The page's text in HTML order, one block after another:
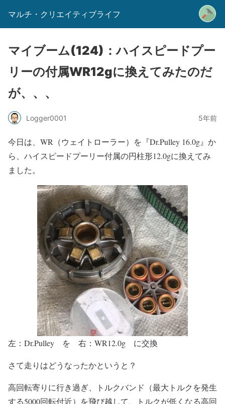
マルチ・クリエイティブライフ
マイブーム(124)：ハイスピードプー
リーの付属WR12gに換えてみたのだ
が、、、
Logger0001 5年前
今日は、WR（ウェイトローラー）を『Dr.Pulley 16.0g』か
ら、ハイスピードプーリー付属の円柱形12.0gに換えてみ
ました。
左：Dr.Pulley を 右：WR12.0g に交換
さて走りはどうなったかというと？
高回転寄りに行き過ぎ、
トルクバンド（最大トルクを発生
する5000回転付近）を飛び越して、トルクが低くなる高回